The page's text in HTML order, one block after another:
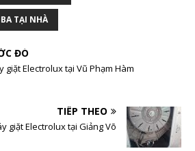
TẠI NHÀ
ĐÓ
giặt Electrolux tại Vũ Phạm Hàm
TIẾP THEO
giặt Electrolux tại Giảng Võ